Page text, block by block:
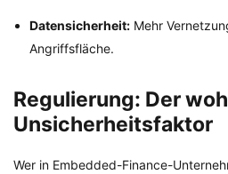
Datensicherheit: Mehr
Angriffsfläche.
Regulierung: Der
Unsicherheitsfaktor
Wer in Embedded-Finance-